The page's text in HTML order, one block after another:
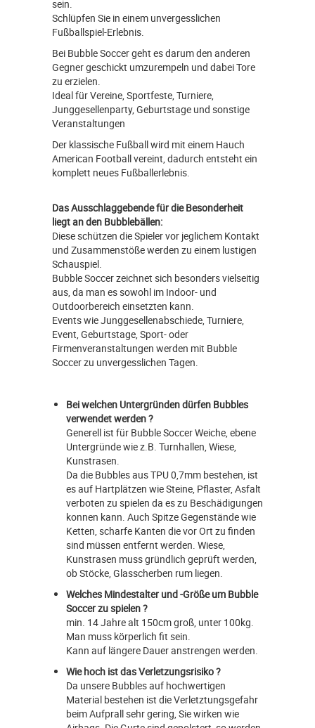
sein.
Schlüpfen Sie in einem unvergesslichen
Fußballspiel-Erlebnis.
Bei Bubble Soccer geht es darum den anderen
Gegner geschickt umzurempeln und dabei Tore
zu erzielen.
Ideal für Vereine, Sportfeste, Turniere,
Junggesellenparty, Geburtstage und sonstige
Veranstaltungen
Der klassische Fußball wird mit einem Hauch
American Football vereint, dadurch entsteht ein
komplett neues Fußballerlebnis.
Das Ausschlaggebende für die Besonderheit
liegt an den Bubblebällen:
Diese schützen die Spieler vor jeglichem Kontakt
und Zusammenstöße werden zu einem lustigen
Schauspiel.
Bubble Soccer zeichnet sich besonders vielseitig
aus, da man es sowohl im Indoor- und
Outdoorbereich einsetzten kann.
Events wie Junggesellenabschiede, Turniere,
Event, Geburtstage, Sport- oder
Firmenveranstaltungen werden mit Bubble
Soccer zu unvergesslichen Tagen.
Bei welchen Untergründen dürfen Bubbles
verwendet werden ?
Generell ist für Bubble Soccer Weiche, ebene
Untergründe wie z.B. Turnhallen, Wiese,
Kunstrasen.
Da die Bubbles aus TPU 0,7mm bestehen, ist
es auf Hartplätzen wie Steine, Pflaster, Asfalt
verboten zu spielen da es zu Beschädigungen
konnen kann. Auch Spitze Gegenstände wie
Ketten, scharfe Kanten die vor Ort zu finden
sind müssen entfernt werden. Wiese,
Kunstrasen muss gründlich geprüft werden,
ob Stöcke, Glasscherben rum liegen.
Welches Mindestalter und -Größe um Bubble
Soccer zu spielen ?
min. 14 Jahre alt 150cm groß, unter 100kg.
Man muss körperlich fit sein.
Kann auf längere Dauer anstrengen werden.
Wie hoch ist das Verletzungsrisiko ?
Da unsere Bubbles auf hochwertigen
Material bestehen ist die Verletztungsgefahr
beim Aufprall sehr gering, Sie wirken wie